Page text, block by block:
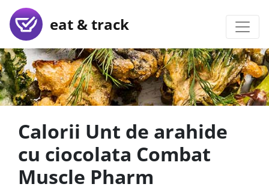
eat & track
Calorii Unt de arahide
cu ciocolata Combat
Muscle Pharm